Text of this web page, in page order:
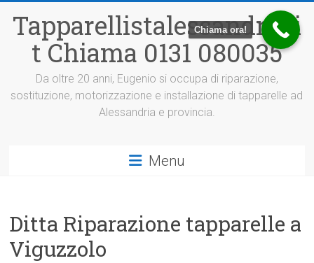
contenuto
Tapparellistalessandria.i
t Chiama 0131 080035
Da oltre 20 anni, Eugenio si occupa di riparazione,
sostituzione, motorizzazione e installazione di tapparelle ad
Alessandria e provincia.
Menu
Ditta Riparazione tapparelle a
Viguzzolo
Chiama ora!